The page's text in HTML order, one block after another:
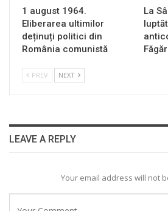
1 august 1964.
Eliberarea ultimilor
deținuți politici din
România comunistă
La
PREV NEXT
LEAVE A REPLY
Your email address will not